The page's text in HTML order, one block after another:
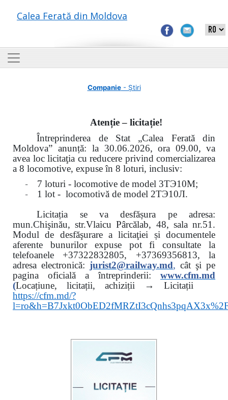
Calea Ferată din Moldova
Companie- Știri
Atenție – licitație!
Întreprinderea de Stat „Calea Ferată din
Moldova” anunță: la 30.06.2026, ora 09.00, va
avea loc licitaţia cu reducere privind comercializarea
a 8 locomotive, expuse în 8 loturi, inclusiv:
- 7 loturi - locomotive de model 3ТЭ10М;
- 1 lot - locomotivă de model 2ТЭ10Л.
Licitația se va desfășura pe adresa:
mun.Chişinău, str.Vlaicu Pârcălab, 48, sala nr.51.
Modul de desfăşurare a licitaţiei și documentele
aferente bunurilor expuse pot fi consultate la
telefoanele +37322832805, +37369356813, la
adresa electronică: jurist2@railway.md, cât şi pe
pagina oficială a întreprinderii:
www.cfm.md
(Locațiune, licitații, achiziții → Licitații
https://cfm.md/?